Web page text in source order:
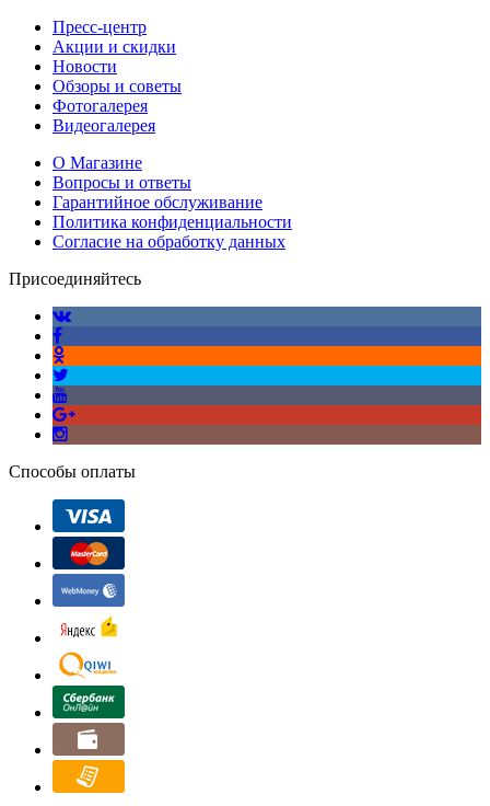
Пресс-центр
Акции и скидки
Новости
Обзоры и советы
Фотогалерея
Видеогалерея
О Магазине
Вопросы и ответы
Гарантийное обслуживание
Политика конфиденциальности
Согласие на обработку данных
Присоединяйтесь
Способы оплаты